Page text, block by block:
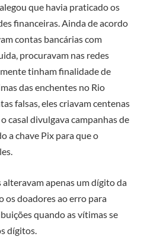
que havia praticado os
financeiras. Ainda de acordo
contas bancárias com
procuravam nas redes
tinham finalidade de
das enchentes no Rio
falsas, eles criavam centenas
casal divulgava campanhas de
a chave Pix para que o
apenas um dígito da
os doadores ao erro para
quando as vítimas se
dígitos.